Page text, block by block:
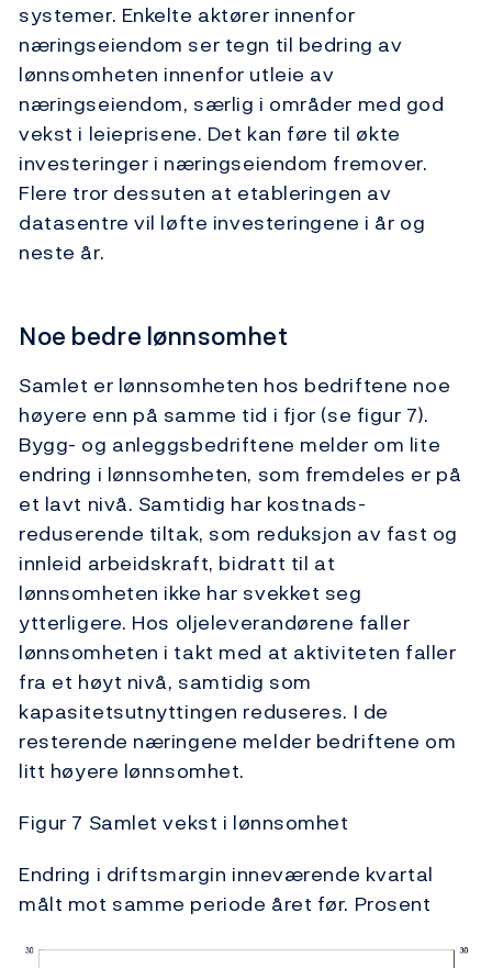
systemer. Enkelte aktører innenfor
næringseiendom ser tegn til bedring av
lønnsomheten innenfor utleie av
næringseiendom, særlig i områder med god
vekst i leieprisene. Det kan føre til økte
investeringer i næringseiendom fremover.
Flere tror dessuten at etableringen av
datasentre vil løfte investeringene i år og
neste år.
Noe bedre lønnsomhet
Samlet er lønnsomheten hos bedriftene noe
høyere enn på samme tid i fjor (se figur 7).
Bygg- og anleggsbedriftene melder om lite
endring i lønnsomheten, som fremdeles er på
et lavt nivå. Samtidig har kostnads­
reduserende tiltak, som reduksjon av fast og
innleid arbeidskraft, bidratt til at
lønnsomheten ikke har svekket seg
ytterligere. Hos olje­leverandørene faller
lønnsomheten i takt med at aktiviteten faller
fra et høyt nivå, samtidig som
kapasitetsutnyttingen reduseres. I de
resterende næringene melder bedriftene om
litt høyere lønnsomhet.
Figur 7 Samlet vekst i lønnsomhet
Endring i driftsmargin inneværende kvartal
målt mot samme periode året før. Prosent